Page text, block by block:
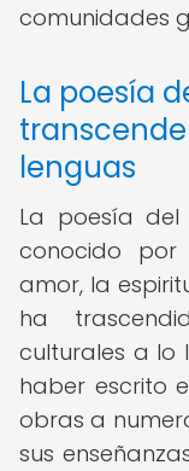
comunidades
La poesía
lenguas
La poesía
conocido por
amor, la
ha
culturales a lo
haber escrito
obras a
sus